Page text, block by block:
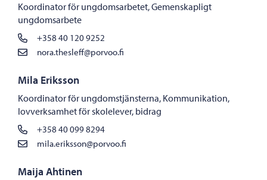
Koordinator för ungdomsarbetet, Gemenskapligt
ungdomsarbete
+358 40 120 9252
nora.thesleff@porvoo.fi
Mila Eriksson
Koordinator för ungdomstjänsterna, Kommunikation,
lovverksamhet för skolelever, bidrag
+358 40 099 8294
mila.eriksson@porvoo.fi
Maija Ahtinen